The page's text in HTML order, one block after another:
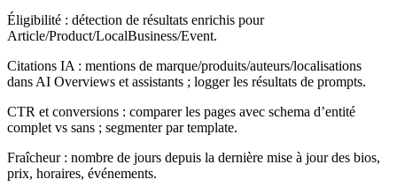
Éligibilité : détection de résultats enrichis pour
Article/Product/LocalBusiness/Event.
Citations IA : mentions de marque/produits/auteurs/localisations
dans AI Overviews et assistants ; logger les résultats de prompts.
CTR et conversions : comparer les pages avec schema d’entité
complet vs sans ; segmenter par template.
Fraîcheur : nombre de jours depuis la dernière mise à jour des bios,
prix, horaires, événements.